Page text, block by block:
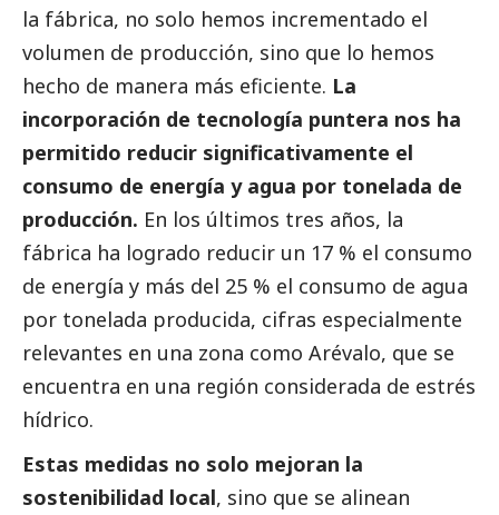
la fábrica, no solo hemos incrementado el
volumen de producción, sino que lo hemos
hecho de manera más eficiente. La
incorporación de tecnología puntera nos ha
permitido reducir significativamente el
consumo de energía y agua por tonelada de
producción. En los últimos tres años, la
fábrica ha logrado reducir un 17 % el consumo
de energía y más del 25 % el consumo de agua
por tonelada producida, cifras especialmente
relevantes en una zona como Arévalo, que se
encuentra en una región considerada de estrés
hídrico.
Estas medidas no solo mejoran la
sostenibilidad local, sino que se alinean